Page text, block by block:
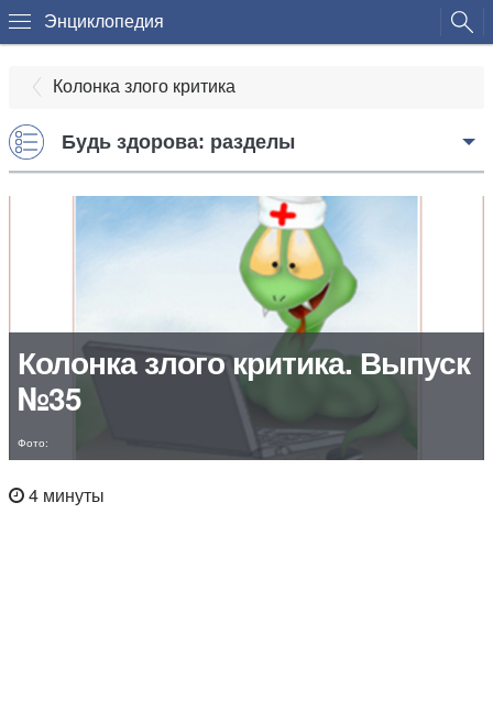
Энциклопедия
Колонка злого критика
Будь здорова: разделы
Колонка злого критика. Выпуск
№35
Фото:
4 минуты